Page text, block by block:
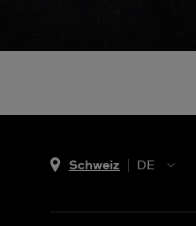
Schweiz
DE
DE